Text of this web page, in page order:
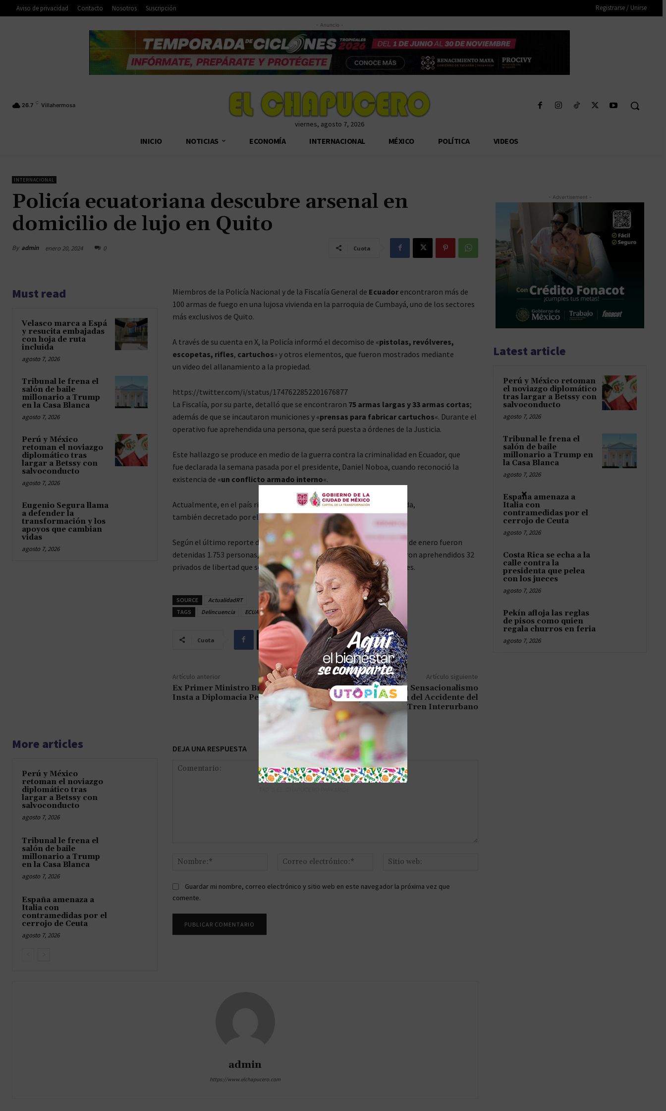
Aviso de privacidad Contacto Nosotros Suscripción Registrarse / Unirse
- Anuncio -
26.7 C Villahermosa
viernes, agosto 7, 2026
INICIO NOTICIAS ECONOMÍA INTERNACIONAL MÉXICO POLÍTICA VIDEOS
INTERNACIONAL
Policía ecuatoriana descubre arsenal en
domicilio de lujo en Quito
By admin enero 20, 2024 0 Cuota
Must read
Velasco marca a Espá
y resucita embajadas
con hoja de ruta
incluida
agosto 7, 2026
Tribunal le frena el
salón de baile
millonario a Trump
en la Casa Blanca
agosto 7, 2026
Perú y México
retoman el noviazgo
diplomático tras
largar a Betssy con
salvoconducto
agosto 7, 2026
Eugenio Segura llama
a defender la
transformación y los
apoyos que cambian
vidas
agosto 7, 2026
Miembros de la Policía Nacional y de la Fiscalía General de Ecuadorencontraron más de
100 armas de fuego en una lujosa vivienda en la parroquia de Cumbayá, uno de los sectores
más exclusivos de Quito.
A través de su cuenta en X, la Policía informó el decomiso de «pistolas, revólveres,
escopetas, rifles, cartuchos» y otros elementos, que fueron mostrados mediante
un video del allanamiento a la propiedad.
https://twitter.com/i/status/1747622852201676877
La Fiscalía, por su parte, detalló que se encontraron 75 armas largas y 33 armas cortas;
además de que se incautaron municiones y «prensas para fabricar cartuchos«. Durante el
operativo fue aprehendida una persona, que será puesta a órdenes de la Justicia.
Este hallazgo se produce en medio de la guerra contra la criminalidad en Ecuador, que
fue declarada la semana pasada por el presidente, Daniel Noboa, cuando reconoció la
existencia de «un conflicto armado interno«.
Actualmente, en el país rige un estado de excepción y un toque de queda,
también decretado por el mandatario.
Según el último reporte de la Presidencia de Ecuador, entre el 9 y el 16 de enero fueron
detenidas 1.753 personas, 158 de ellas por «terrorismo«. Además, fueron aprehendidos 32
privados de libertad que se habían fugado recientemente de los penales.
SOURCE
ActualidadRT
TAGS
Delincuencia ECUADOR POLICÍA
Cuota
Artículo anterior
Ex Primer Ministro BritánicCNBCo
Insta a Diplomacia Persuasiva
Artículo siguiente
AMLO Reprocha Sensacionalismo
en la Cobertura del Accidente del
Tren Interurbano
More articles
Perú y México
retoman el noviazgo
diplomático tras
largar a Betssy con
salvoconducto
agosto 7, 2026
Tribunal le frena el
salón de baile
millonario a Trump
en la Casa Blanca
agosto 7, 2026
España amenaza a
Italia con
contramedidas por el
cerrojo de Ceuta
agosto 7, 2026
DEJA UNA RESPUESTA
Nombre:*
Correo
Guardar mi nombre, correo electrónico y sitio web en este navegador la próxima vez que
comente.
admin
https://www.elchapucero.com
- Advertisement -
Latest article
Perú y México retoman
el noviazgo diplomático
tras largar a Betssy con
salvoconducto
agosto 7, 2026
Tribunal le frena el
salón de baile
millonario a Trump en
la Casa Blanca
agosto 7, 2026
España amenaza a
Italia con
contramedidas por el
cerrojo de Ceuta
agosto 7, 2026
Costa Rica se echa a la
calle contra la
presidenta que pelea
con los jueces
agosto 7, 2026
Pekín afloja las reglas
de pisos como quien
regala churros en feria
agosto 7, 2026
×